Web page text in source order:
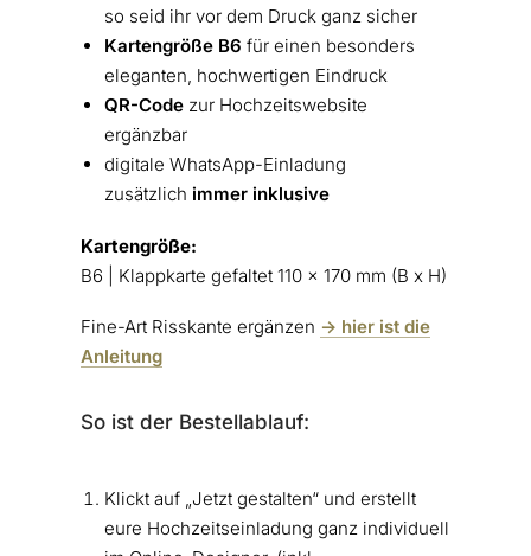
so seid ihr vor dem Druck ganz sicher
Kartengröße B6 für einen besonders
eleganten, hochwertigen Eindruck
QR-Codezur Hochzeitswebsite
ergänzbar
digitale WhatsApp-Einladung
zusätzlich immer inklusive
Kartengröße:
B6 | Klappkarte gefaltet 110 x 170 mm (B x H)
Fine-Art Risskante ergänzen -> hier ist die
Anleitung
So ist der Bestellablauf:
Klickt auf „Jetzt gestalten“ und erstellt
eure Hochzeitseinladung ganz individuell